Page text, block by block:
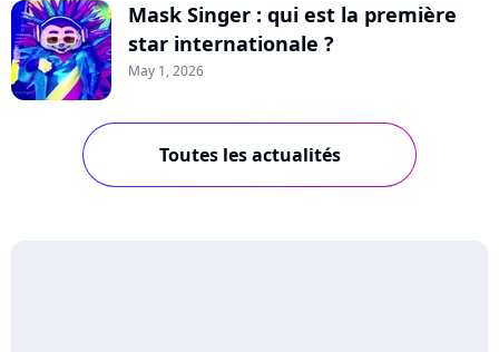
Mask Singer : qui est la première
star internationale ?
May 1, 2026
Toutes les actualités